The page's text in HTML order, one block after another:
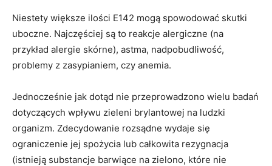
Niestety większe ilości E142 mogą spowodować skutki
uboczne. Najczęściej są to reakcje alergiczne (na
przykład alergie skórne), astma, nadpobudliwość,
problemy z zasypianiem, czy anemia.
Jednocześnie jak dotąd nie przeprowadzono wielu badań
dotyczących wpływu zieleni brylantowej na ludzki
organizm. Zdecydowanie rozsądne wydaje się
ograniczenie jej spożycia lub całkowita rezygnacja
(istnieją substancje barwiące na zielono, które nie